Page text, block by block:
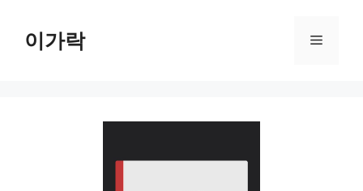
이가락 메